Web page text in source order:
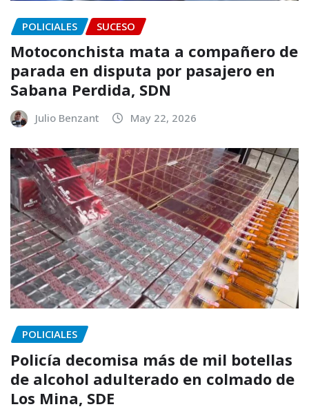
POLICIALES SUCESO
Motoconchista mata a compañero de
parada en disputa por pasajero en
Sabana Perdida, SDN
Julio Benzant May 22, 2026
POLICIALES
Policía decomisa más de mil botellas
de alcohol adulterado en colmado de
Los Mina, SDE